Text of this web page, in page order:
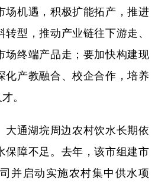
黑龙江
日本語 한국어
场机遇，积极扩能拓产，推进
型，推动产业链往下游走、
场终端产品走；要加快构建现
化产教融合、校企合作，培养
。
通湖垸周边农村饮水长期依
保障不足。去年，该市组建市
并启动实施农村集中供水项